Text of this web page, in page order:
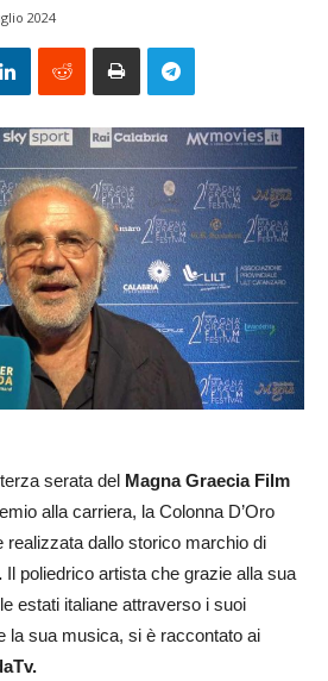
2024
serata del Magna Graecia Film
alla carriera, la Colonna D’Oro
dallo storico marchio di
Il poliedrico artista che grazie alla sua
estati italiane attraverso i suoi
la sua musica, si è raccontato ai